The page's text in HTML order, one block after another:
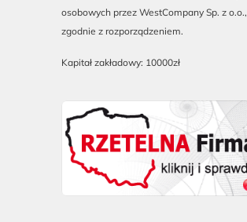
osobowych przez WestCompany Sp. z o.o.,
zgodnie z rozporządzeniem.
Kapitał zakładowy: 10000zł